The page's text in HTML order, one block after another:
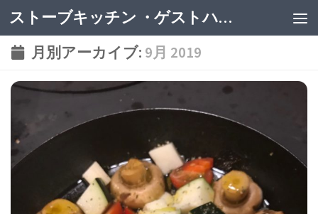
ストーブキッチン ・ゲストハウス
月別アーカイブ: 9月 2019